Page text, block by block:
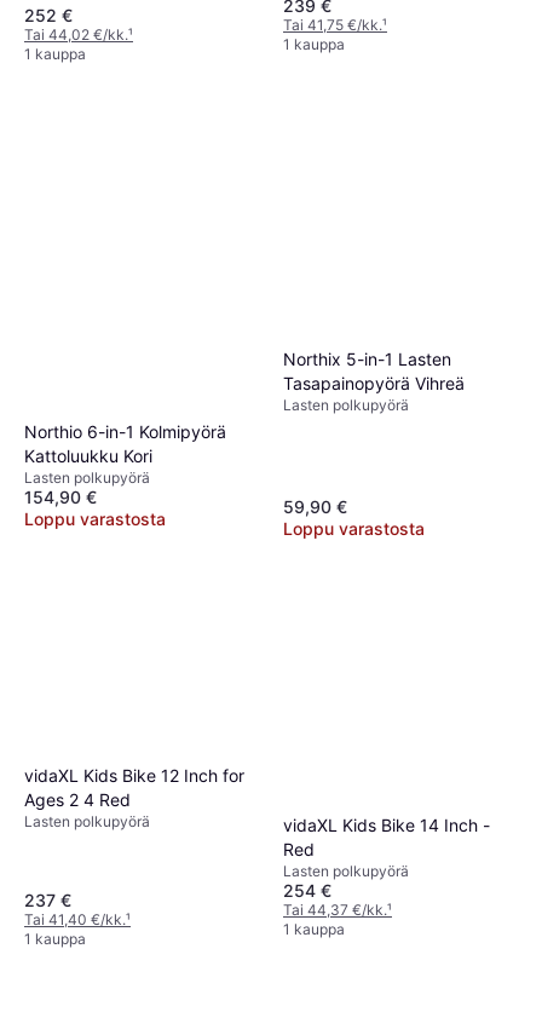
252 €
Tai 44,02 €/kk.¹
1 kauppa
239 €
Tai 41,75 €/kk.¹
1 kauppa
Northio 6-in-1 Kolmipyörä
Kattoluukku Kori
Lasten polkupyörä
154,90 €
Loppu varastosta
Northix 5-in-1 Lasten
Tasapainopyörä Vihreä
Lasten polkupyörä
59,90 €
Loppu varastosta
vidaXL Kids Bike 12 Inch for
Ages 2 4 Red
Lasten polkupyörä
237 €
Tai 41,40 €/kk.¹
1 kauppa
vidaXL Kids Bike 14 Inch -
Red
Lasten polkupyörä
254 €
Tai 44,37 €/kk.¹
1 kauppa